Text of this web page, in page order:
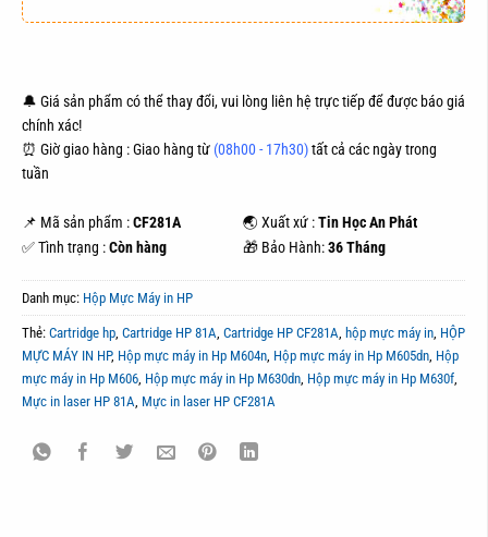
🔔 Giá sản phẩm có thể thay đổi, vui lòng liên hệ trực tiếp để được báo giá
chính xác!
⏰ Giờ giao hàng : Giao hàng từ (08h00 - 17h30)tất cả các ngày trong
tuần
📌 Mã sản phẩm :CF281A 🌏 Xuất xứ :Tin Học An Phát
✅ Tình trạng :Còn hàng 🎁 Bảo Hành:36 Tháng
Danh mục: Hộp Mực Máy in HP
Thẻ: Cartridge hp, Cartridge HP 81A, Cartridge HP CF281A, hộp mực máy in, HỘP
MỰC MÁY IN HP, Hộp mực máy in Hp M604n, Hộp mực máy in Hp M605dn, Hộp
mực máy in Hp M606, Hộp mực máy in Hp M630dn, Hộp mực máy in Hp M630f,
Mực in laser HP 81A, Mực in laser HP CF281A